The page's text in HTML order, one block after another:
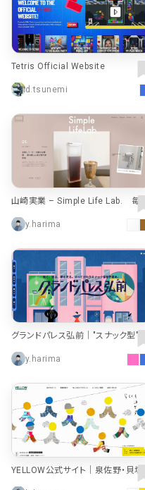
Tetris Official Website
d.tsunemi
山崎実業 – Simple Life Lab. 毎日
をちょっと素敵に、ちょっと便利に。
y.harima
グランドパレス弘前｜"スナック型"複
y.harima
YELLOW公式サイト｜泉佐野・貝塚・
和歌山｜障がい者アート・就労移行